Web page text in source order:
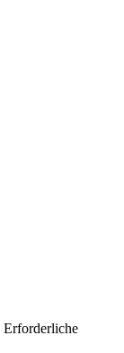
Erforderliche